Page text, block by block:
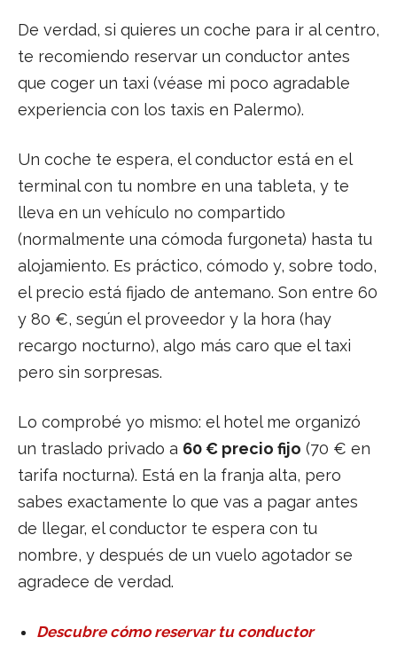
De verdad, si quieres un coche para ir al centro,
te recomiendo reservar un conductor antes
que coger un taxi (véase mi poco agradable
experiencia con los taxis en Palermo).
Un coche te espera, el conductor está en el
terminal con tu nombre en una tableta, y te
lleva en un vehículo no compartido
(normalmente una cómoda furgoneta) hasta tu
alojamiento. Es práctico, cómodo y, sobre todo,
el precio está fijado de antemano. Son entre 60
y 80 €, según el proveedor y la hora (hay
recargo nocturno), algo más caro que el taxi
pero sin sorpresas.
Lo comprobé yo mismo: el hotel me organizó
un traslado privado a 60 € precio fijo (70 € en
tarifa nocturna). Está en la franja alta, pero
sabes exactamente lo que vas a pagar antes
de llegar, el conductor te espera con tu
nombre, y después de un vuelo agotador se
agradece de verdad.
Descubre cómo reservar tu conductor